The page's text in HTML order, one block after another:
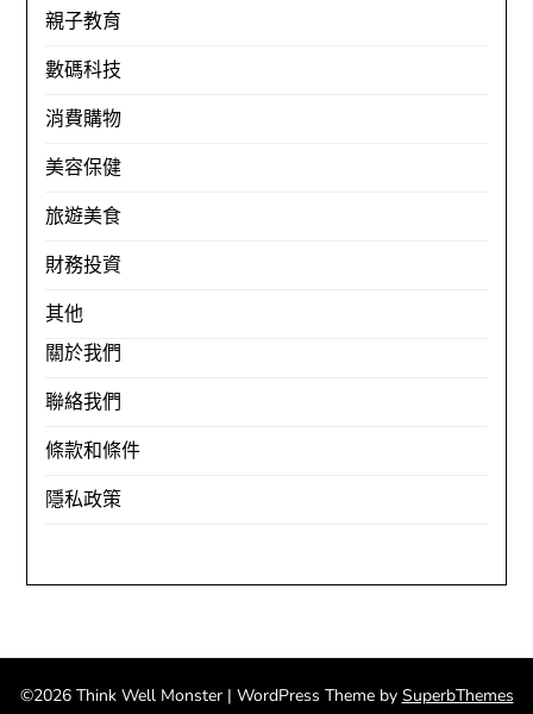
親子教育
數碼科技
消費購物
美容保健
旅遊美食
財務投資
其他
關於我們
聯絡我們
條款和條件
隱私政策
©2026 Think Well Monster | WordPress Theme by SuperbThemes